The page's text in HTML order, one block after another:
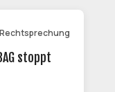
Rechtsprechung
stoppt